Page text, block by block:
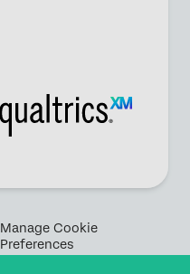
Manage Cookie
Preferences